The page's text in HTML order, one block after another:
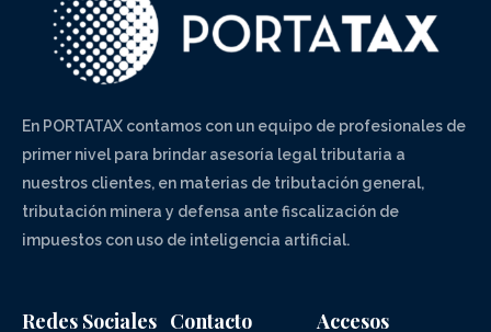
En PORTATAX contamos con un equipo de profesionales de
primer nivel para brindar asesoría legal tributaria a
nuestros clientes, en materias de tributación general,
tributación minera y defensa ante fiscalización de
impuestos con uso de inteligencia artificial.
Redes Sociales Contacto Accesos